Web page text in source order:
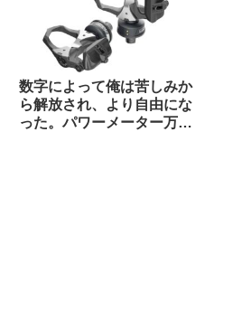
数字によって俺は苦しみか
ら解放され、より自由にな
った。パワーメーター万